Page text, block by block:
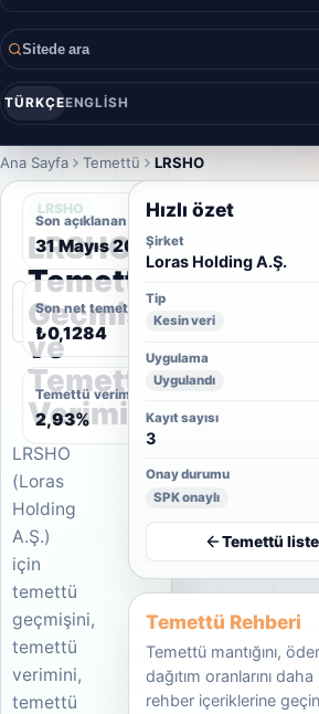
Sitede ara
TÜRKÇEENGLISH
Ana Sayfa Temettü LRSHO
LRSHO
LRSHO
Temettü
Geçmişi
ve
Temettü
Verimi
LRSHO
(Loras
Holding
A.Ş.)
için
temettü
geçmişini,
temettü
verimini,
temettü
Son açıklanan temettü tarihi
31 Mayıs 2012
Son net temettü
₺0,1284
Temettü verimi
2,93%
Hızlı özet
Şirket
Loras Holding A.Ş.
Tip
Kesin veri
Uygulama
Uygulandı
Kayıt sayısı
3
Onay durumu
SPK onaylı
Temettü
Temettü Rehberi
Temettü mantığını,
dağıtım oranlarını
rehber içeriklerine